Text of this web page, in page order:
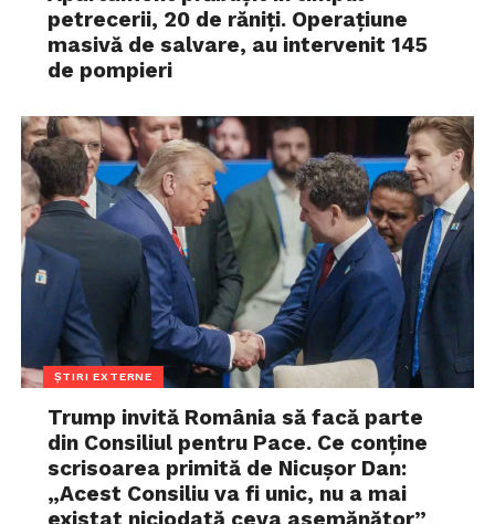
petrecerii, 20 de răniți. Operațiune
masivă de salvare, au intervenit 145
de pompieri
ȘTIRI EXTERNE
Trump invită România să facă parte
din Consiliul pentru Pace. Ce conține
scrisoarea primită de Nicușor Dan:
„Acest Consiliu va fi unic, nu a mai